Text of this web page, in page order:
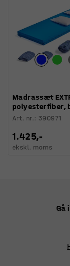
Madrassæt
polyesterfiber,
Art. nr.: 390971
1.425,-
ekskl. moms
Gå